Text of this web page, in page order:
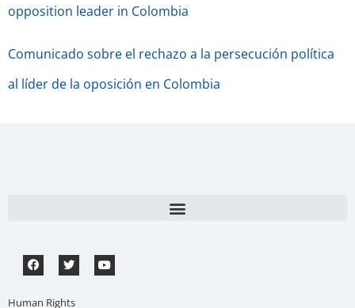
opposition leader in Colombia
Comunicado sobre el rechazo a la persecución política
al líder de la oposición en Colombia
Human Rights